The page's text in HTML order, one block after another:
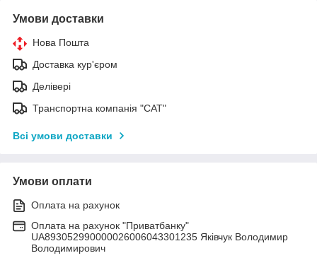
Умови доставки
Нова Пошта
Доставка кур'єром
Делівері
Транспортна компанія "САТ"
Всі умови доставки
Умови оплати
Оплата на рахунок
Оплата на рахунок "Приватбанку"
UA893052990000026006043301235 Яківчук Володимир
Володимирович